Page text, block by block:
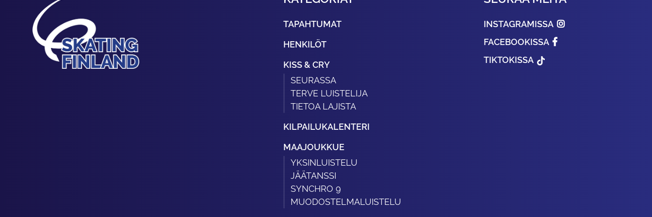
TAPAHTUMAT
HENKILÖT
KISS & CRY
SEURASSA
TERVE LUISTELIJA
TIETOA LAJISTA
KILPAILUKALENTERI
MAAJOUKKUE
YKSINLUISTELU
JÄÄTANSSI
SYNCHRO 9
MUODOSTELMALUISTELU
INSTAGRAMISSA
FACEBOOKISSA
TIKTOKISSA